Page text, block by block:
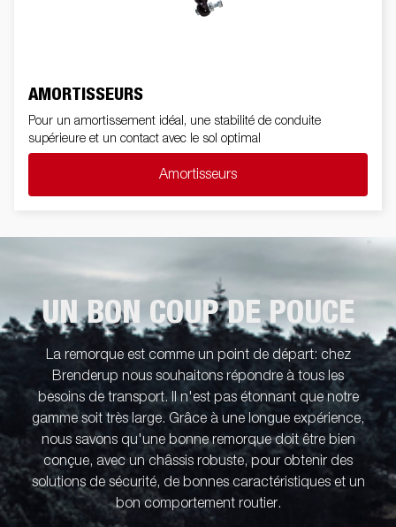
AMORTISSEURS
Pour un amortissement idéal, une stabilité de conduite
supérieure et un contact avec le sol optimal
Amortisseurs
UN BON COUP DE POUCE
La remorque est comme un point de départ: chez
Brenderup nous souhaitons répondre à tous les
besoins de transport. Il n'est pas étonnant que notre
gamme soit très large. Grâce à une longue expérience,
nous savons qu'une bonne remorque doit être bien
conçue, avec un châssis robuste, pour obtenir des
solutions de sécurité, de bonnes caractéristiques et un
bon comportement routier.